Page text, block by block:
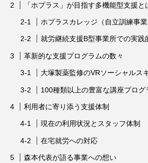
「ホプラス」が目指す多機能型支援と
ホプラスカレッジ（自立訓練事
就労継続支援B型事業所での実践
革新的な支援プログラムの数々
大塚製薬監修のVRソーシャルス
100種類以上の豊富な講座プログ
利用者に寄り添う支援体制
現在の利用状況とスタッフ体制
在宅就労への対応
森本代表が語る事業への想い